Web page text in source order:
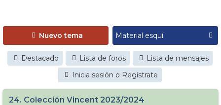
Nuevo tema
Destacado Lista de foros
Lista de mensajes
Inicia sesión o Regístrate
24. Colección Vincent 2023/2024